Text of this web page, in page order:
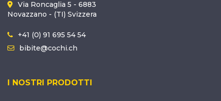
Via Roncaglia 5 - 6883
Novazzano - (TI) Svizzera
+41 (0) 91 695 54 54
bibite@cochi.ch
I NOSTRI PRODOTTI